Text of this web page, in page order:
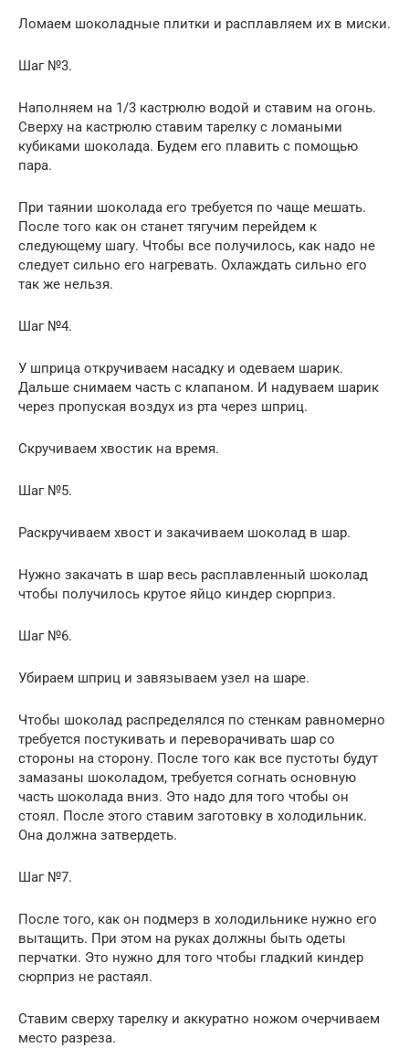
Ломаем шоколадные плитки и расплавляем их в миски.
Шаг №3.
Наполняем на 1/3 кастрюлю водой и ставим на огонь.
Сверху на кастрюлю ставим тарелку с ломаными
кубиками шоколада. Будем его плавить с помощью
пара.
При таянии шоколада его требуется по чаще мешать.
После того как он станет тягучим перейдем к
следующему шагу. Чтобы все получилось, как надо не
следует сильно его нагревать. Охлаждать сильно его
так же нельзя.
Шаг №4.
У шприца откручиваем насадку и одеваем шарик.
Дальше снимаем часть с клапаном. И надуваем шарик
через пропуская воздух из рта через шприц.
Скручиваем хвостик на время.
Шаг №5.
Раскручиваем хвост и закачиваем шоколад в шар.
Нужно закачать в шар весь расплавленный шоколад
чтобы получилось крутое яйцо киндер сюрприз.
Шаг №6.
Убираем шприц и завязываем узел на шаре.
Чтобы шоколад распределялся по стенкам равномерно
требуется постукивать и переворачивать шар со
стороны на сторону. После того как все пустоты будут
замазаны шоколадом, требуется согнать основную
часть шоколада вниз. Это надо для того чтобы он
стоял. После этого ставим заготовку в холодильник.
Она должна затвердеть.
Шаг №7.
После того, как он подмерз в холодильнике нужно его
вытащить. При этом на руках должны быть одеты
перчатки. Это нужно для того чтобы гладкий киндер
сюрприз не растаял.
Ставим сверху тарелку и аккуратно ножом очерчиваем
место разреза.